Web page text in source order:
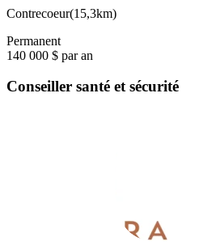
Contrecoeur(15,3km)
Permanent
140 000 $ par an
Conseiller santé et sécurité